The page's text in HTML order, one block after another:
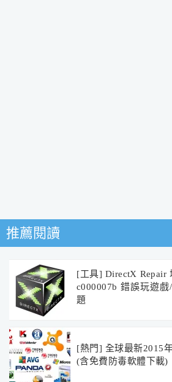
推薦閱讀
[工具] DirectX Repair
c000007b 錯誤玩遊
題
[熱門] 全球最新2015
(含免費防毒軟體下載)